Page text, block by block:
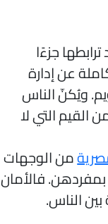
جزءًا
عن إدارة
ويُكنّ الناس
القيم التي لا
من الوجهات
بمفردهن. فالأمان
الناس.